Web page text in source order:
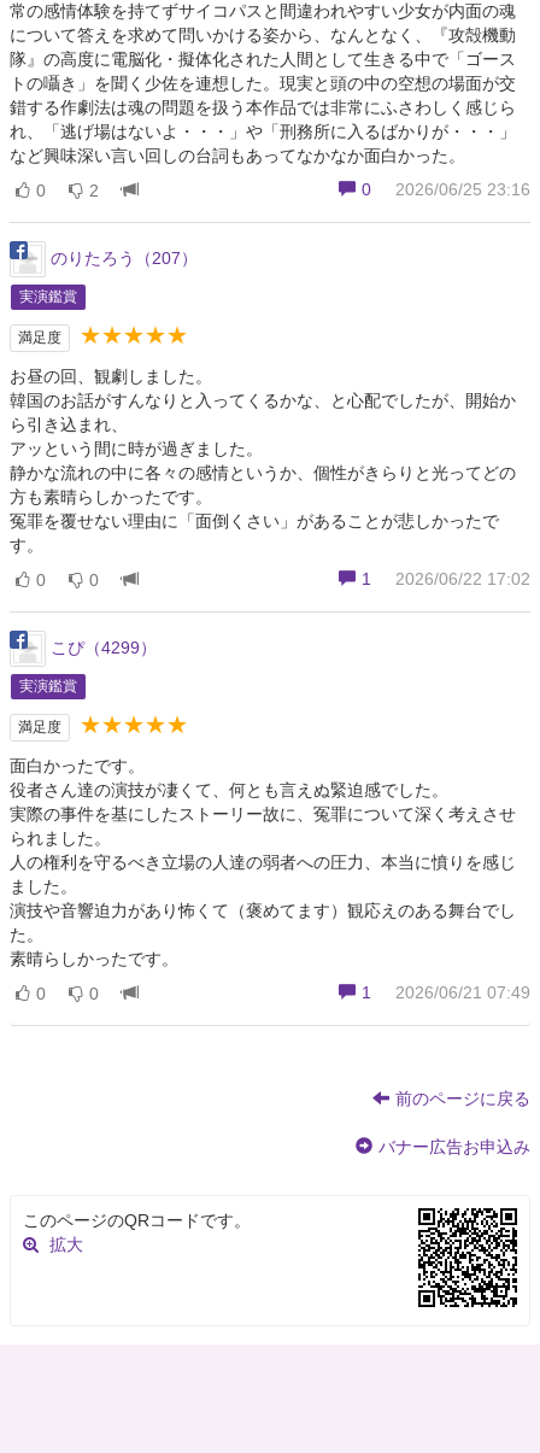
常の感情体験を持てずサイコパスと間違われやすい少女が内面の魂
について答えを求めて問いかける姿から、なんとなく、『攻殻機動
隊』の高度に電脳化・擬体化された人間として生きる中で「ゴース
トの囁き」を聞く少佐を連想した。現実と頭の中の空想の場面が交
錯する作劇法は魂の問題を扱う本作品では非常にふさわしく感じら
れ、「逃げ場はないよ・・・」や「刑務所に入るばかりが・・・」
など興味深い言い回しの台詞もあってなかなか面白かった。
0
2026/06/25 23:16
0 2
のりたろう（207）
実演鑑賞
満足度 ★★★★★
お昼の回、観劇しました。
韓国のお話がすんなりと入ってくるかな、と心配でしたが、開始か
ら引き込まれ、
アッという間に時が過ぎました。
静かな流れの中に各々の感情というか、個性がきらりと光ってどの
方も素晴らしかったです。
冤罪を覆せない理由に「面倒くさい」があることが悲しかったで
す。
1
2026/06/22 17:02
0 0
こぴ（4299）
実演鑑賞
満足度 ★★★★★
面白かったです。
役者さん達の演技が凄くて、何とも言えぬ緊迫感でした。
実際の事件を基にしたストーリー故に、冤罪について深く考えさせ
られました。
人の権利を守るべき立場の人達の弱者への圧力、本当に憤りを感じ
ました。
演技や音響迫力があり怖くて（褒めてます）観応えのある舞台でし
た。
素晴らしかったです。
1
2026/06/21 07:49
0 0
前のページに戻る
バナー広告お申込み
このページのQRコードです。
拡大